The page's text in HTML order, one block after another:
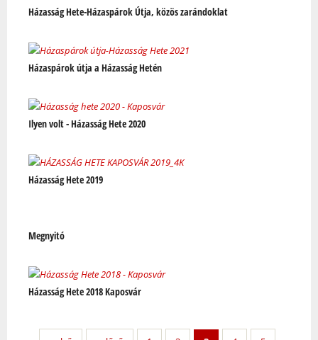
Házasság Hete-Házaspárok Útja, közös zarándoklat
Házaspárok útja a Házasság Hetén
Ilyen volt - Házasság Hete 2020
Házasság Hete 2019
Megnyitó
Házasság Hete 2018 Kaposvár